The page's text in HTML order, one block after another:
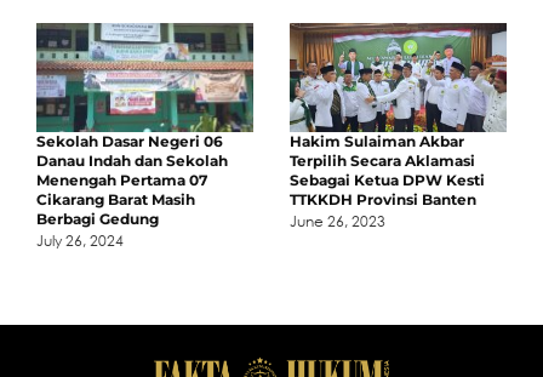
Sekolah Dasar Negeri 06
Danau Indah dan Sekolah
Menengah Pertama 07
Cikarang Barat Masih
Berbagi Gedung
July 26, 2024
Hakim Sulaiman Akbar
Terpilih Secara Aklamasi
Sebagai Ketua DPW Kesti
TTKKDH Provinsi Banten
June 26, 2023